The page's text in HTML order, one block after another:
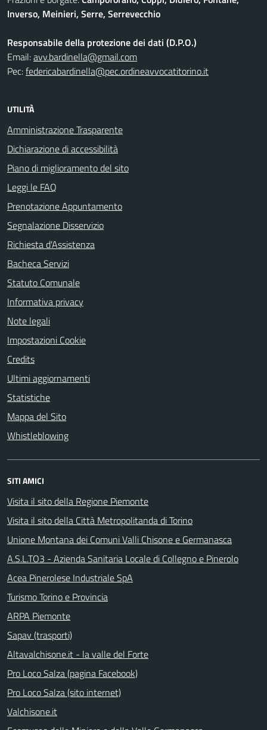
Inverso, Meinieri, Serre, Serrevecchio
Responsabile della protezione dei dati (D.P.O.)
Email:avv.bardinella@gmail.com
Pec:federicabardinella@pec.ordineavvocatitorino.it
UTILITÀ
Amministrazione Trasparente
Dichiarazione di accessibilità
Piano di miglioramento del sito
Leggi le FAQ
Prenotazione Appuntamento
Segnalazione Disservizio
Richiesta d'Assistenza
Bacheca Servizi
Statuto Comunale
Informativa privacy
Note legali
Impostazioni Cookie
Credits
Ultimi aggiornamenti
Statistiche
Mappa del Sito
Whistleblowing
SITI AMICI
Visita il sito della Regione Piemonte
Visita il sito della Città Metropolitanda di Torino
Unione Montana dei Comuni Valli Chisone e Germanasca
A.S.L.TO3 - Azienda Sanitaria Locale di Collegno e Pinerolo
Acea Pinerolese Industriale SpA
Turismo Torino e Provincia
ARPA Piemonte
Sapav (trasporti)
Altavalchisone.it - la valle del Forte
Pro Loco Salza (pagina Facebook)
Pro Loco Salza (sito internet)
Valchisone.it